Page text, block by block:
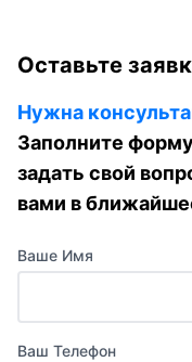
Оставьте
Нужна
Заполните
задать свой
вами в
Ваше Имя
Ваш Телефон